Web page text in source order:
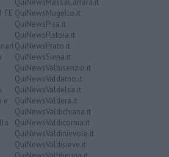
e
QuiNewsMassaCarrara.it
QuiNewsMugello.it
QuiNewsPisa.it
QuiNewsPistoia.it
QuiNewsPrato.it
QuiNewsSiena.it
QuiNewsValbisenzio.it
QuiNewsValdarno.it
QuiNewsValdelsa.it
QuiNewsValdera.it
QuiNewsValdichiana.it
QuiNewsValdicornia.it
QuiNewsValdinievole.it
QuiNewsValdisieve.it